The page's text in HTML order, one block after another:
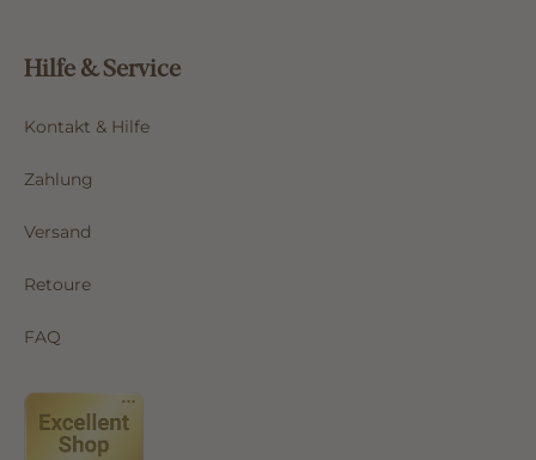
Hilfe & Service
Kontakt & Hilfe
Zahlung
Versand
Retoure
FAQ